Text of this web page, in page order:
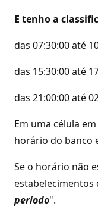
E tenho a
das 07:30:00 até
das 15:30:00 até
das 21:00:00 até
Em uma célula
horário do banco
Se o horário não
estabelecimentos
período".